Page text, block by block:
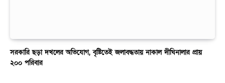
সরকারি ছড়া দখলের অভিযোগ, বৃষ্টিতেই জলাবদ্ধতায় নাকাল দীঘিনালার প্রায়
২০০ পরিবার